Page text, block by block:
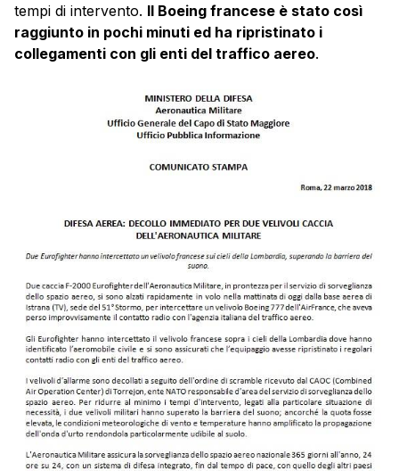
tempi di intervento. Il Boeing francese è stato così
raggiunto in pochi minuti ed ha ripristinato i
collegamenti con gli enti del traffico aereo.